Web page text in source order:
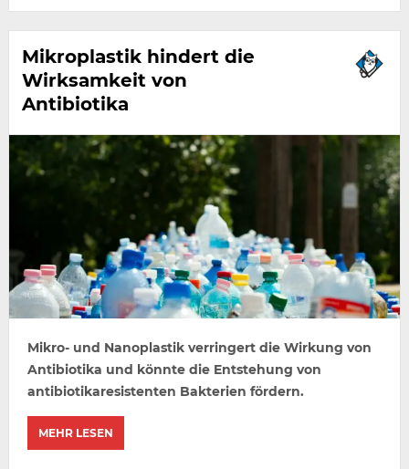
Mikroplastik hindert die
Wirksamkeit von
Antibiotika
Mikro- und Nanoplastik verringert die Wirkung von
Antibiotika und könnte die Entstehung von
antibiotikaresistenten Bakterien fördern.
MEHR LESEN